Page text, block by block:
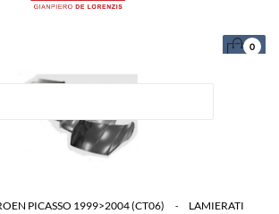
0
PICASSO 1999>2004 (CT06) >
LAMIERATI